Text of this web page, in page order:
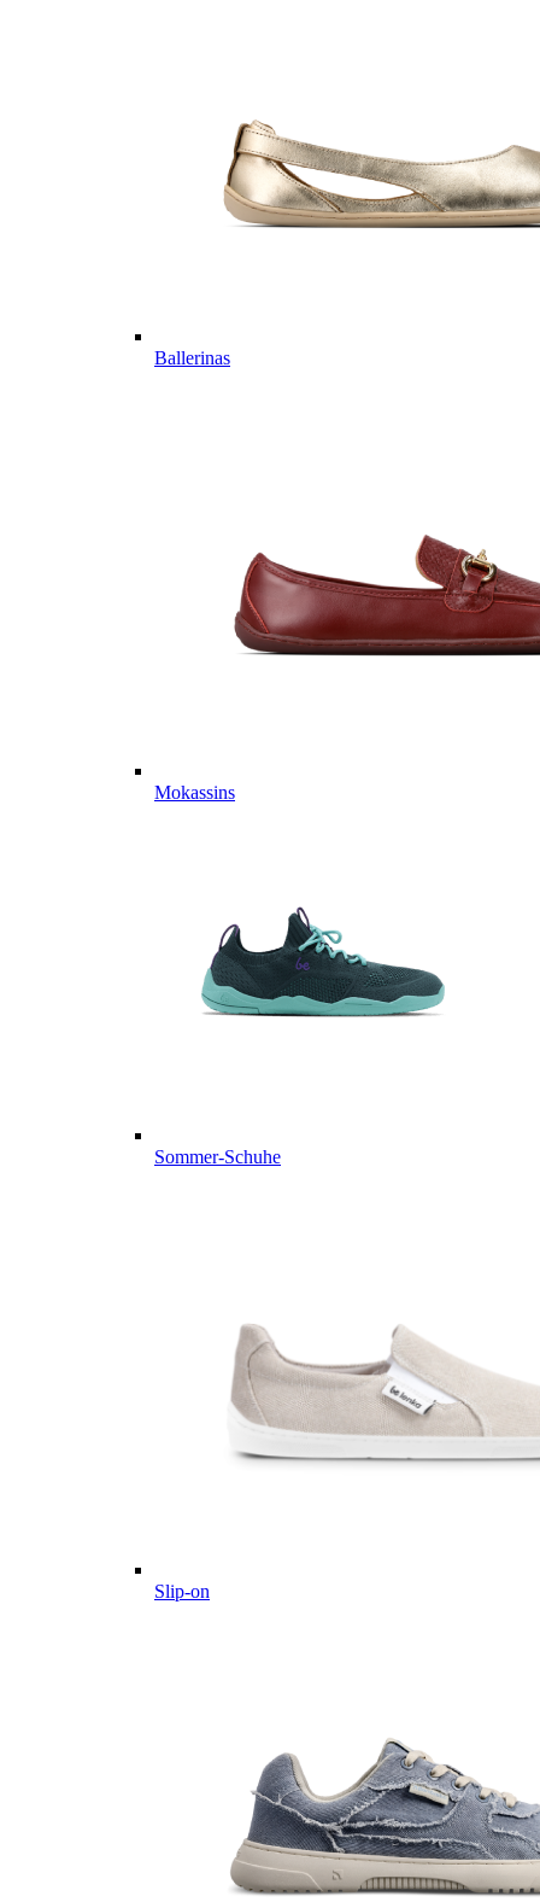
Ballerinas
Mokassins
Sommer-Schuhe
Slip-on